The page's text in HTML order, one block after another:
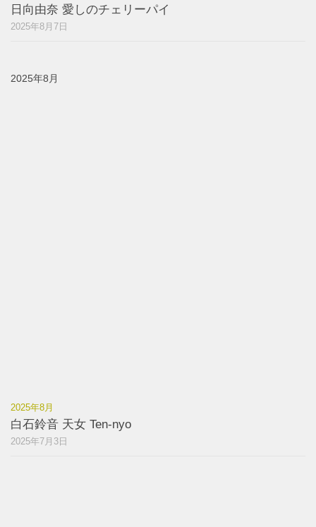
日向由奈 愛しのチェリーパイ
2025年8月7日
2025年8月
2025年8月
白石鈴音 天女 Ten-nyo
2025年7月3日